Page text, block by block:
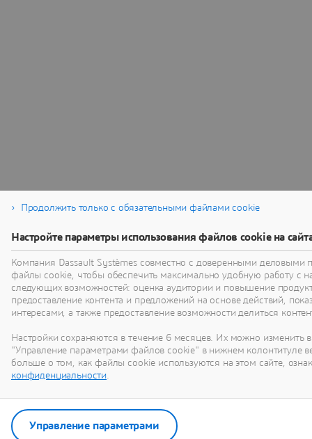
Продолжить только с обязательными файлами cookie
Настройте параметры использования файлов cookie на
Компания Dassault Systèmes совместно с доверенными деловыми
файлы cookie, чтобы обеспечить максимально удобную работу с
следующих возможностей: оценка аудитории и повышение
предоставление контента и предложений на основе действий,
интересами, а также предоставление возможности делиться
Настройки сохраняются в течение 6 месяцев. Их можно изменить
"Управление параметрами файлов cookie" в нижнем колонтитуле
больше о том, как файлы cookie используются на этом сайте,
конфиденциальности.
Управление параметрами